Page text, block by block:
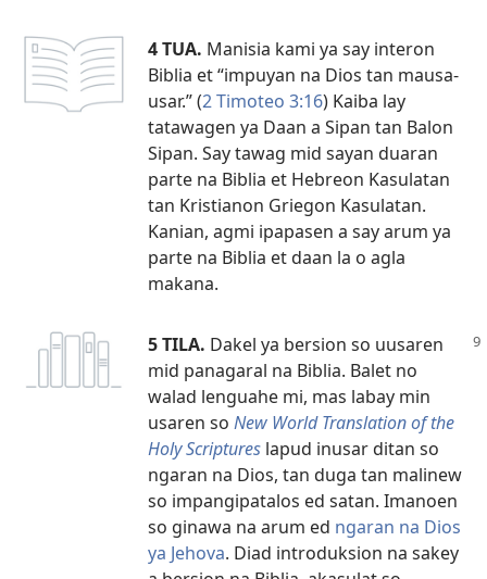
4 TUA. Manisia kami ya say interon
Biblia et “impuyan na Dios tan mausa-
usar.” (2 Timoteo 3:16) Kaiba lay
tatawagen ya Daan a Sipan tan Balon
Sipan. Say tawag mid sayan duaran
parte na Biblia et Hebreon Kasulatan
tan Kristianon Griegon Kasulatan.
Kanian, agmi ipapasen a say arum ya
parte na Biblia et daan la o agla
makana.
5 TILA. Dakel ya bersion so uusaren
mid panagaral na Biblia. Balet no
walad lenguahe mi, mas labay min
usaren so New World Translation of the
Holy Scriptures lapud inusar ditan so
ngaran na Dios, tan duga tan malinew
so impangipatalos ed satan. Imanoen
so ginawa na arum ed ngaran na Dios
ya Jehova. Diad introduksion na sakey